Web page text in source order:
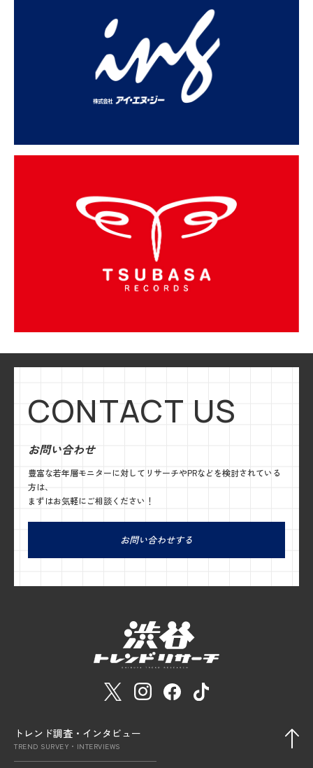
CONTACT US
お問い合わせ
豊富な若年層モニターに対してリサーチやPRなどを検討されている
方は、
まずはお気軽にご相談ください！
お問い合わせする
トレンド調査・インタビュー
TREND SURVEY・INTERVIEWS